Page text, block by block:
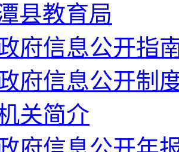
县教育局
府信息公开指
府信息公开制
关简介